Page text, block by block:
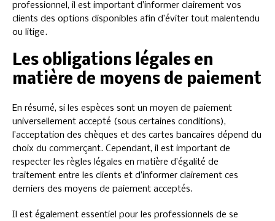
professionnel, il est important d’informer clairement vos
clients des options disponibles afin d’éviter tout malentendu
ou litige.
Les obligations légales en
matière de moyens de paiement
En résumé, si les espèces sont un moyen de paiement
universellement accepté (sous certaines conditions),
l’acceptation des chèques et des cartes bancaires dépend du
choix du commerçant. Cependant, il est important de
respecter les règles légales en matière d’égalité de
traitement entre les clients et d’informer clairement ces
derniers des moyens de paiement acceptés.
Il est également essentiel pour les professionnels de se